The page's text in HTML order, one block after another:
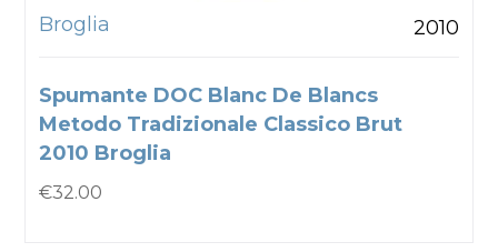
Broglia 2010
Spumante DOC Blanc De Blancs
Metodo Tradizionale Classico Brut
2010 Broglia
€32.00